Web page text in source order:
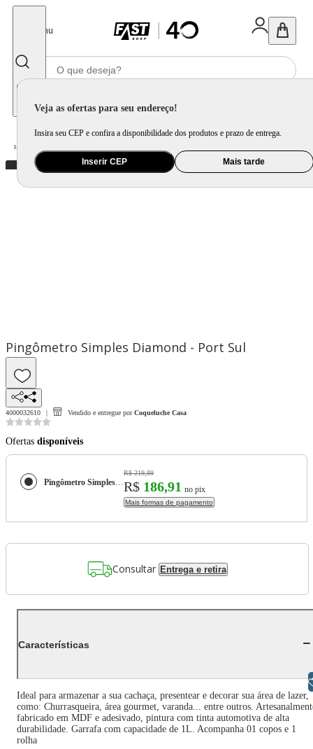
Menu
Veja as ofertas para seu endereço!
Insira seu CEP e confira a disponibilidade dos produtos e prazo de entrega.
Inserir CEP Mais tarde
Home
Pingômetro Simples Diamond - Port Sul
4000032610 Vendido e entregue por Coqueluche Casa
Ofertas disponíveis
Pingômetro Simples Diamond - Port Sul
R$ 219,89
R$ 186,91 no pix
Mais formas de pagamento
Consultar Entrega e retira
Características
Ideal para armazenar a sua cachaça, presentear e decorar sua área de lazer,
como: Churrasqueira, área gourmet, varanda... entre outros.
fabricado em MDF e adesivado, pintura com tinta automotiva de alta
durabilidade. Garrafa com capacidade de 1L. Acompanha 01 copos e 1
rolha
Libras